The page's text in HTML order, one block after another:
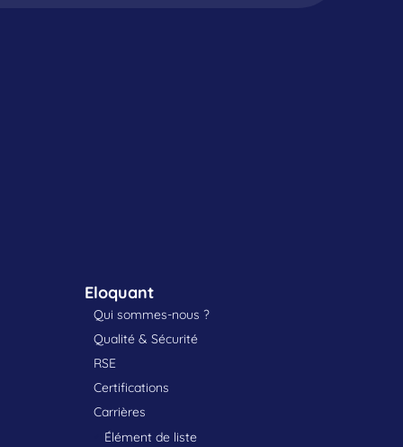
Eloquant
Qui sommes-nous ?
Qualité & Sécurité
RSE
Certifications
Carrières
Élément de liste